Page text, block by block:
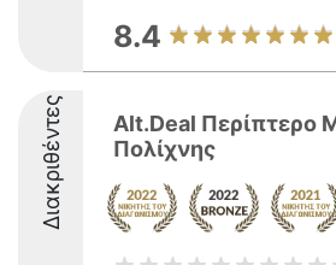
8.4
Διακριθέντες
Alt.Deal Περίπτερο
Πολίχνης